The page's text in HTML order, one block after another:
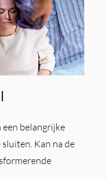
belangrijke
Kan na de